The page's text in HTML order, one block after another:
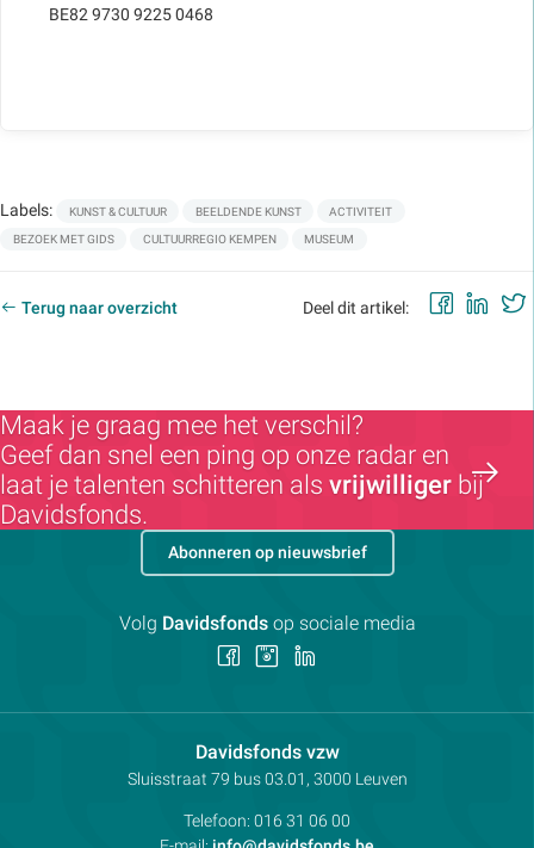
BE82 9730 9225 0468
Labels: KUNST & CULTUUR BEELDENDE KUNST ACTIVITEIT
BEZOEK MET GIDS CULTUURREGIO KEMPEN MUSEUM
Terug naar overzicht Deel dit artikel:
Maak je graag mee het verschil?
Geef dan snel een ping op onze radar en
laat je talenten schitteren als vrijwilliger bij
Davidsfonds.
Davidsfonds vzwContactpersoon:
Adres:
Sluisstraat 79 bus 03.01, 3000 Leuven
Telefoon: 016 31 06 00
Abonneren op nieuwsbrief
Volg Davidsfondsop sociale media
Volg Volg